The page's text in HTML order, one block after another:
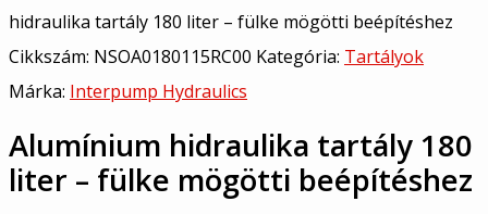
hidraulika tartály 180 liter – fülke mögötti beépítéshez
Cikkszám: NSOA0180115RC00 Kategória: Tartályok
Márka: Interpump Hydraulics
Alumínium hidraulika tartály 180
liter – fülke mögötti beépítéshez